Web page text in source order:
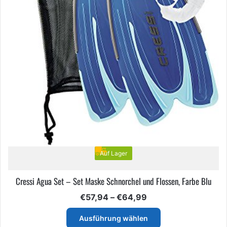
Auf Lager
Cressi Agua Set – Set Maske Schnorchel und Flossen, Farbe Blu
€57,94 – €64,99
€57,94
bis
Ausführung wählen
Dieses